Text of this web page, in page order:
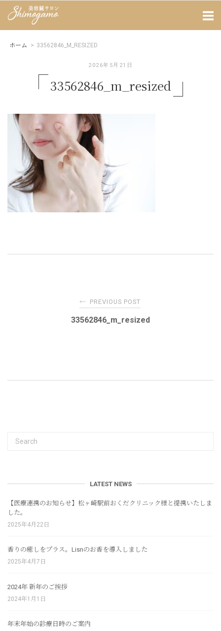
content
Home
ホーム > 33562846_M_RESIZED
2026年5月21日
33562846_m_resized
← PREVIOUS POST
33562846_m_resized
LATEST NEWS
【医療連携のお知らせ】松ヶ崎駅前おくだクリニック様と提携いたしま
した。
2025年4月22日
香りの癒しをプラス。Lisnのお香を導入しました
2025年4月7日
2024年 新年のご挨拶
2024年1月1日
年末年始の診療日時のご案内